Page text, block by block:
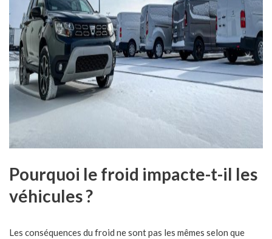
Pourquoi le froid impacte-t-il les
véhicules ?
Les conséquences du froid ne sont pas les mêmes selon que